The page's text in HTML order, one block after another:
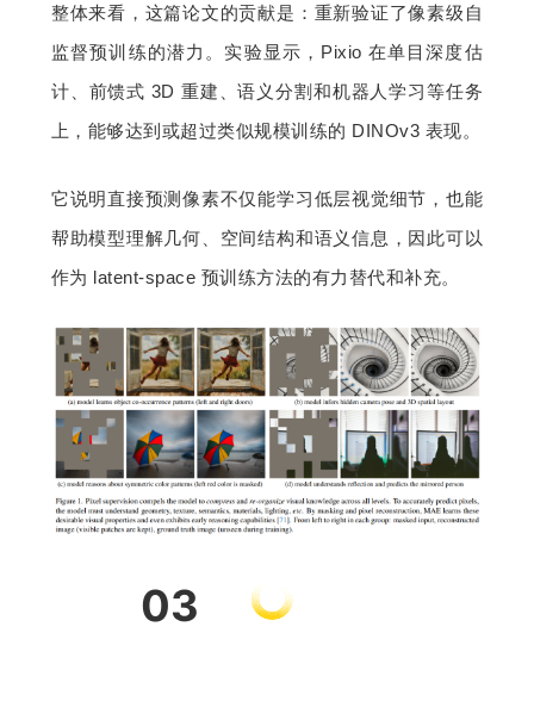
整体来看，这篇论文的贡献是：重新验证了像素级自
监督预训练的潜力。实验显示，Pixio 在单目深度估
计、前馈式 3D 重建、语义分割和机器人学习等任务
上，能够达到或超过类似规模训练的 DINOv3 表现。
它说明直接预测像素不仅能学习低层视觉细节，也能
帮助模型理解几何、空间结构和语义信息，因此可以
作为 latent-space 预训练方法的有力替代和补充。
03